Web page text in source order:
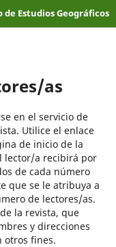
Estudios Geográficos
as
en el servicio de
Utilice el enlace
de inicio de la
lector/a recibirá por
de cada número
que se le atribuya a
de lectores/as.
de la revista, que
y direcciones
otros fines.